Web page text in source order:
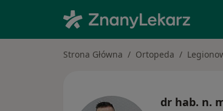
Strona Główna Ortopeda
dr hab. n.